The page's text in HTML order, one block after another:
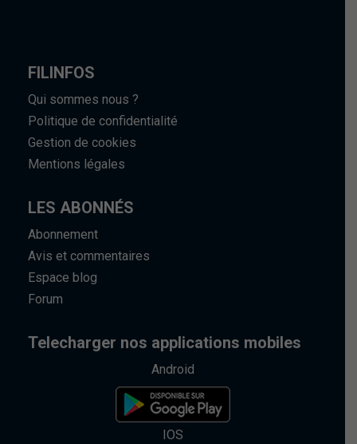
FILINFOS
Qui sommes nous ?
Politique de confidentialité
Gestion de cookies
Mentions légales
LES ABONNÉS
Abonnement
Avis et commentaires
Espace blog
Forum
Telecharger nos applications mobiles
Android
IOS